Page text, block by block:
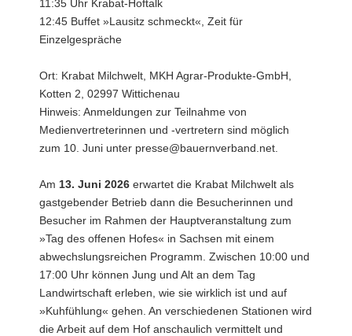
11:35 Uhr Krabat-Hoftalk
12:45 Buffet »Lausitz schmeckt«, Zeit für
Einzelgespräche
Ort: Krabat Milchwelt, MKH Agrar-Produkte-GmbH,
Kotten 2, 02997 Wittichenau
Hinweis: Anmeldungen zur Teilnahme von
Medienvertreterinnen und -vertretern sind möglich
zum 10. Juni unter presse@bauernverband.net.
Am 13. Juni 2026 erwartet die Krabat Milchwelt als
gastgebender Betrieb dann die Besucherinnen und
Besucher im Rahmen der Hauptveranstaltung zum
»Tag des offenen Hofes« in Sachsen mit einem
abwechslungsreichen Programm. Zwischen 10:00 und
17:00 Uhr können Jung und Alt an dem Tag
Landwirtschaft erleben, wie sie wirklich ist und auf
»Kuhfühlung« gehen. An verschiedenen Stationen wird
die Arbeit auf dem Hof anschaulich vermittelt und